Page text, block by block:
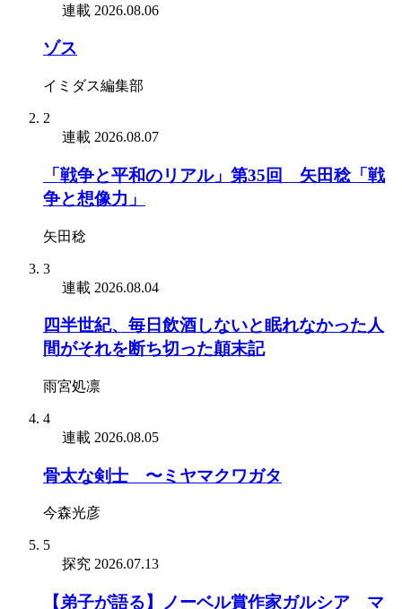
連載 2026.08.06
ゾス
イミダス編集部
2
連載 2026.08.07
「戦争と平和のリアル」第35回 矢田稔「戦
争と想像力」
矢田稔
3
連載 2026.08.04
四半世紀、毎日飲酒しないと眠れなかった人
間がそれを断ち切った顛末記
雨宮処凛
4
連載 2026.08.05
骨太な剣士 〜ミヤマクワガタ
今森光彦
5
探究 2026.07.13
【弟子が語る】ノーベル賞作家ガルシア゠マ